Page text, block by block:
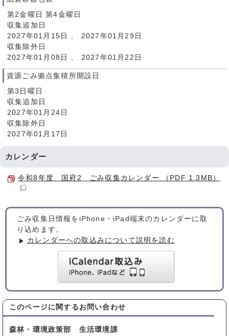
第2金曜日 第4金曜日
収集追加日
2027年01月15日 、 2027年01月29日
収集除外日
2027年01月08日 、 2027年01月22日
資源ごみ拠点集積所開設日
第3日曜日
収集追加日
2027年01月24日
収集除外日
2027年01月17日
カレンダー
令和8年度 国府2 ごみ収集カレンダー （PDF 1.3MB）
ごみ収集日情報をiPhone・iPad端末のカレンダーに取
り込めます。
カレンダーへの取込みについて説明を読む
このページに関する お問い合わせ
森林・環境政策部 生活環境課